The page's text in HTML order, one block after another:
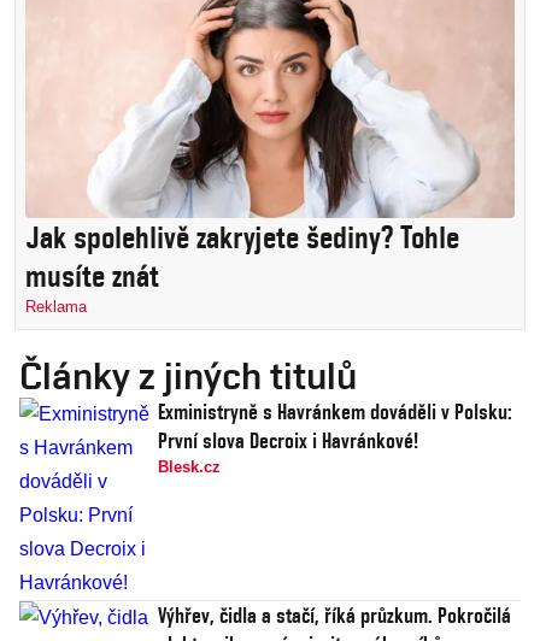
Jak spolehlivě zakryjete šediny? Tohle
musíte znát
Reklama
Články z jiných titulů
Exministryně s Havránkem dováděli v Polsku:
První slova Decroix i Havránkové!
Blesk.cz
Výhřev, čidla a stačí, říká průzkum. Pokročilá